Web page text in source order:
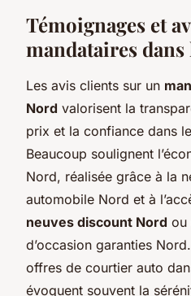
Témoignages et
mandataires dans
Les avis clients sur un
Nord valorisent la
prix et la confiance dans
Beaucoup soulignent
Nord, réalisée grâce à la
automobile Nord et à
neuves discount Nord ou
d’occasion garanties
offres de courtier auto
évoquent souvent la